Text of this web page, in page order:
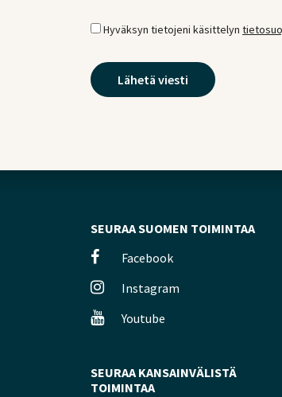
Hyväksyn tietojeni käsittelyn
SEURAA SUOMEN TOIMINTAA
Facebook
Instagram
Youtube
SEURAA KANSAINVÄLISTÄ
TOIMINTAA